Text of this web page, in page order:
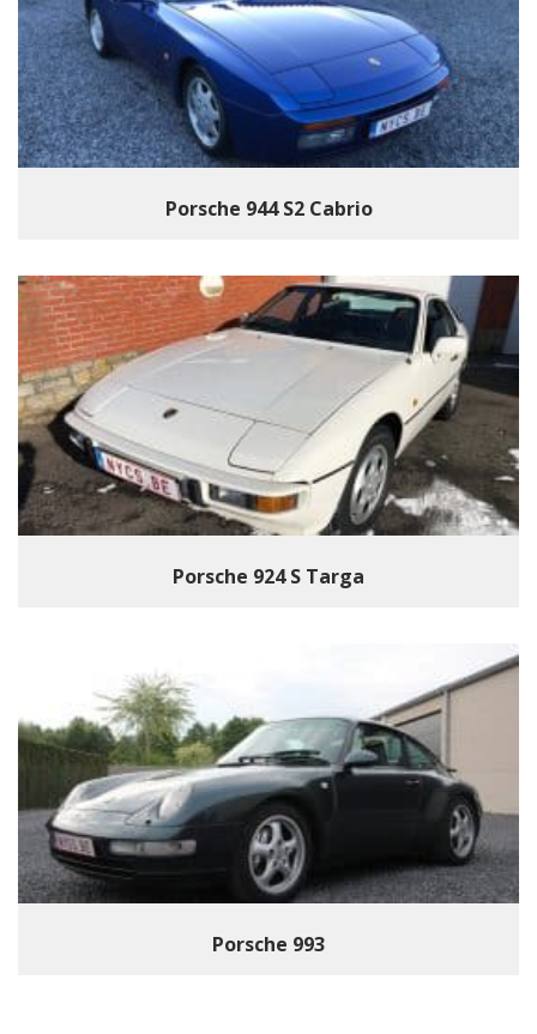
Porsche 944 S2 Cabrio
Porsche 924 S Targa
Porsche 993